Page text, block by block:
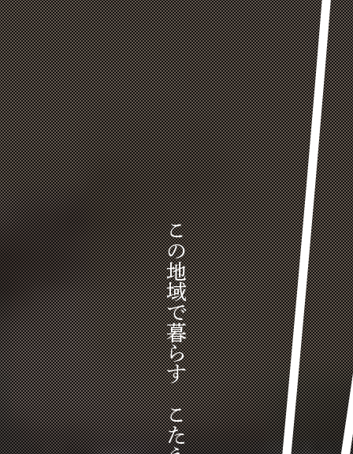
この地域で暮らす こたえがある